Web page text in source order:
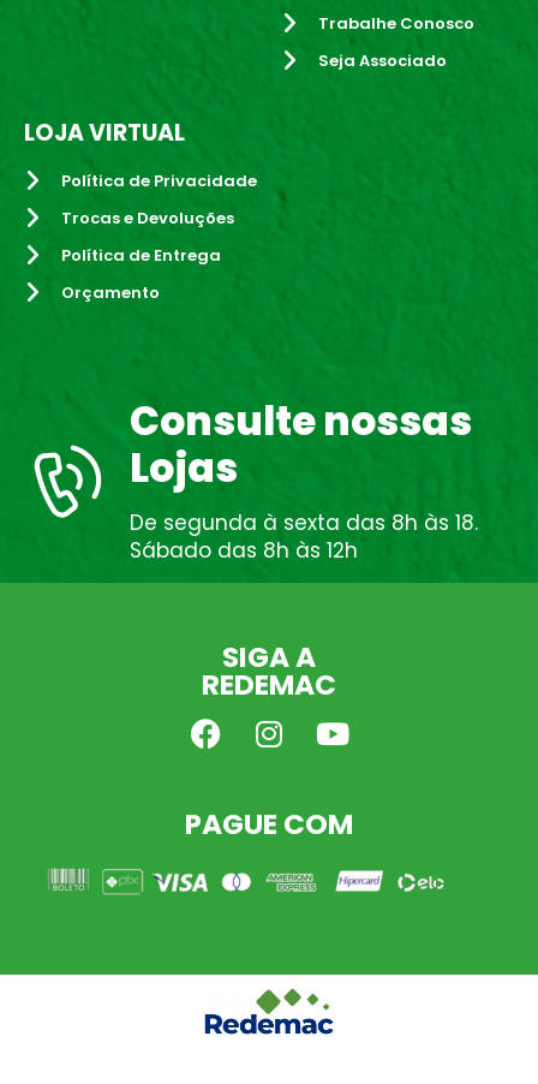
Trabalhe Conosco
Seja Associado
LOJA VIRTUAL
Política de Privacidade
Trocas e Devoluções
Política de Entrega
Orçamento
Consulte nossas
Lojas
De segunda à sexta das 8h às 18.
Sábado das 8h às 12h
SIGA A
REDEMAC
PAGUE COM